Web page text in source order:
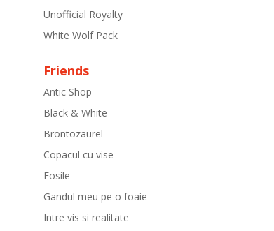
Unofficial Royalty
White Wolf Pack
Friends
Antic Shop
Black & White
Brontozaurel
Copacul cu vise
Fosile
Gandul meu pe o foaie
Intre vis si realitate